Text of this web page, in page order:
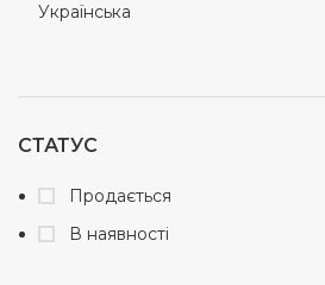
Українська
СТАТУС
Продається
В наявності